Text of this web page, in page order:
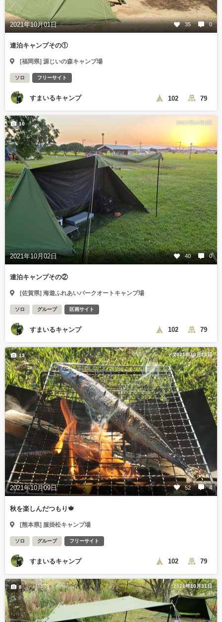
2021年10月01日 35 0
連泊キャンプその①
[福岡県] 源じいの森キャンプ場
ソロ フリーサイト
すまいるキャンプ 102 79
2021年10月3日
2021年10月02日 40 0
10
連泊キャンプその②
[佐賀県] 海遊ふれあいパークオートキャンプ場
ソロ グループ 区画サイト
すまいるキャンプ 102 79
2021年10月14日
2021年10月09日 52 4
13
秋を楽しんだつもり🍁
[熊本県] 服掛松キャンプ場
ソロ グループ フリーサイト
すまいるキャンプ 102 79
2021年10月31日
8